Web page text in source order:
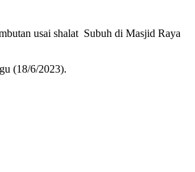
usai shalat Subuh di Masjid Raya
(18/6/2023).